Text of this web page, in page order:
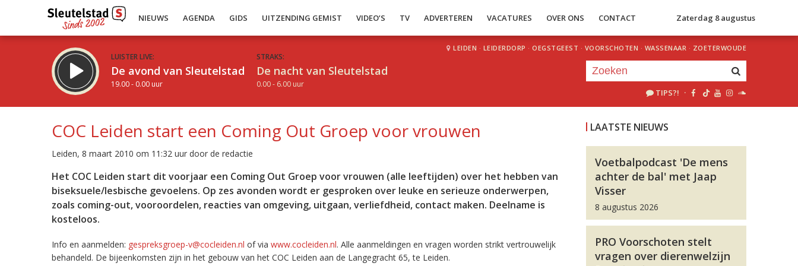
NIEUWS AGENDA GIDS UITZENDING GEMIST VIDEO’S TV ADVERTEREN VACATURES OVER ONS CONTACT Zaterdag 8 augustus
LUISTER LIVE:
De avond van Sleutelstad
19.00 - 0.00 uur
STRAKS:
De nacht van Sleutelstad
0.00 - 6.00 uur
LEIDEN · LEIDERDORP · OEGSTGEEST · VOORSCHOTEN · WASSENAAR · ZOETERWOUDE
TIPS?! ·
Inklappen
COC Leiden start een Coming Out Groep voor vrouwen
Leiden, 8 maart 2010 om 11:32 uur door de redactie
Het COC Leiden start dit voorjaar een Coming Out Groep voor vrouwen (alle leeftijden) over het hebben van
biseksuele/lesbische gevoelens. Op zes avonden wordt er gesproken over leuke en serieuze onderwerpen,
zoals coming-out, vooroordelen, reacties van omgeving, uitgaan, verliefdheid, contact maken. Deelname is
kosteloos.
Info en aanmelden: gespreksgroep-v@cocleiden.nl of via www.cocleiden.nl. Alle aanmeldingen en vragen worden strikt vertrouwelijk
behandeld. De bijeenkomsten zijn in het gebouw van het COC Leiden aan de Langegracht 65, te Leiden.
LAATSTE NIEUWS
Voetbalpodcast 'De mens
achter de bal' met Jaap
Visser
8 augustus 2026
PRO Voorschoten stelt
vragen over dierenwelzijn